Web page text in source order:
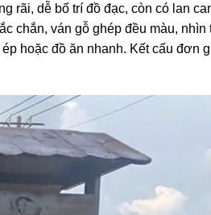
rãi, dễ bố trí đồ đạc, còn có lan
chắn, ván gỗ ghép đều màu, nhìn
hoặc đồ ăn nhanh. Kết cấu đơn